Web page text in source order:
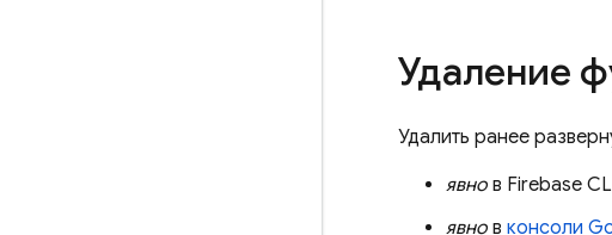
Удаление
Удалить ранее
явно в Firebase
явно в консоли